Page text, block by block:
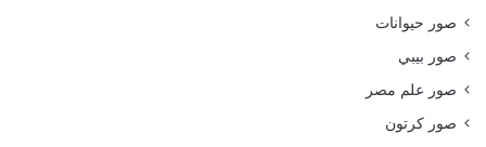
صور حيوانات
صور بيبي
صور علم مصر
صور كرتون